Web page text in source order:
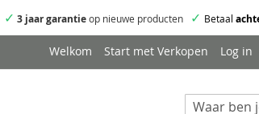
✓ 3 jaar garantieop nieuwe producten ✓ Betaal
Welkom Start met Verkopen Log in